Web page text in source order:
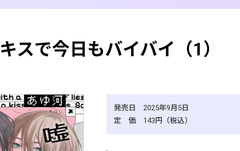
スで今日もバイバイ（1）
発売日 2025年9月5日
定 価 143円（税込）